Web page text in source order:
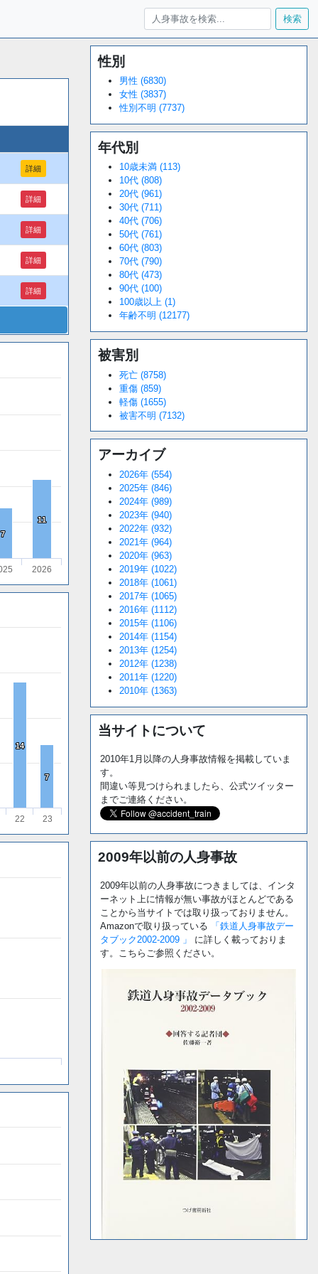
検索
詳細
詳細
詳細
詳細
詳細
7
7
11
11
2026
14
14
7
7
22 23
Unmute
34.94%
性別
男性 (6830)
女性 (3837)
性別不明 (7737)
年代別
10歳未満 (113)
10代 (808)
20代 (961)
30代 (711)
40代 (706)
50代 (761)
60代 (803)
70代 (790)
80代 (473)
90代 (100)
100歳以上 (1)
年齢不明 (12177)
被害別
死亡 (8758)
重傷 (859)
軽傷 (1655)
被害不明 (7132)
アーカイブ
2026年 (554)
2025年 (846)
2024年 (989)
2023年 (940)
2022年 (932)
2021年 (964)
2020年 (963)
2019年 (1022)
2018年 (1061)
2017年 (1065)
2016年 (1112)
2015年 (1106)
2014年 (1154)
2013年 (1254)
2012年 (1238)
2011年 (1220)
2010年 (1363)
当サイトについて
2010年1月以降の人身事故情報を掲載していま
す。
間違い等見つけられましたら、公式ツイッター
までご連絡ください。
2009年以前の人身事故
2009年以前の人身事故につきましては、インタ
ーネット上に情報が無い事故がほとんどである
ことから当サイトでは取り扱っておりません。
Amazonで取り扱っている
「鉄道人身事故デー
タブック2002-2009 」
に詳しく載っておりま
す。こちらご参照ください。